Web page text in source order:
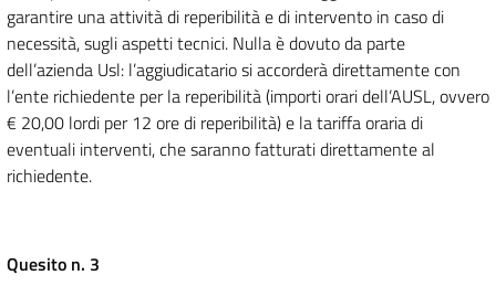
garantire una attività di reperibilità e di intervento in caso di
necessità, sugli aspetti tecnici. Nulla è dovuto da parte
dell’azienda Usl: l’aggiudicatario si accorderà direttamente con
l’ente richiedente per la reperibilità (importi orari dell’AUSL, ovvero
€ 20,00 lordi per 12 ore di reperibilità) e la tariffa oraria di
eventuali interventi, che saranno fatturati direttamente al
richiedente.
Quesito n. 3